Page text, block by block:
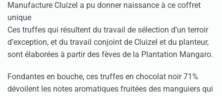
Manufacture Cluizel a pu donner naissance à ce coffret
unique
Ces truffes qui résultent du travail de sélection d’un terroir
d’exception, et du travail conjoint de Cluizel et du planteur,
sont élaborées à partir des fèves de la Plantation Mangaro.
Fondantes en bouche, ces truffes en chocolat noir 71%
dévoilent les notes aromatiques fruitées des manguiers qui